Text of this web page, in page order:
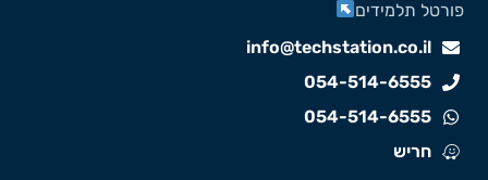
info@techstation.co.il
054-514-6555
054-514-6555
חריש
תלמידים